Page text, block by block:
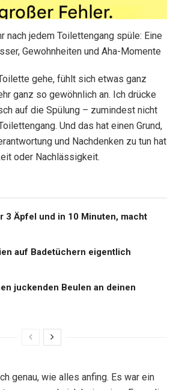
nach jedem Toilettengang spüle: Eine
Gewohnheiten und Aha-Momente
gehe, fühlt sich etwas ganz
ganz so gewöhnlich an. Ich drücke
auf die Spülung – zumindest nicht
Und das hat einen Grund,
und Nachdenken zu tun hat
oder Nachlässigkeit.
3 Äpfel und in 10 Minuten, macht
auf Badetüchern eigentlich
juckenden Beulen an deinen
genau, wie alles anfing. Es war ein